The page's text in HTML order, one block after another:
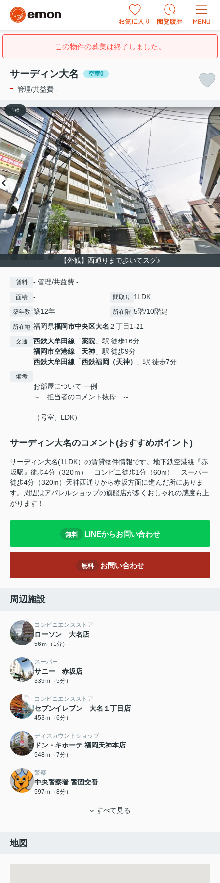
この物件の募集は終了しました。
サーディン大名 空室0
- 管理/共益費 -
【外観】西通りまで歩いてスグ♪
1/6
賃料 - 管理/共益費 -
面積 - 間取り 1LDK
築年数 築12年 所在階 5階/10階建
所在地 福岡県福岡市中央区大名 ２丁目1-21
交通 西鉄大牟田線 「薬院 」駅 徒歩16分
福岡市空港線 「天神 」駅 徒歩9分
西鉄大牟田線 「西鉄福岡（天神） 」駅 徒歩7分
備考
お部屋について 一例
～ 担当者のコメント抜粋 ～
（号室、LDK）
サーディン大名のコメント(おすすめポイント)
サーディン大名(1LDK）の賃貸物件情報です。地下鉄空港線『赤
坂駅』徒歩4分（320ｍ） コンビニ徒歩1分（60m） スーパー
徒歩4分（320m）天神西通りから赤坂方面に進んだ所にありま
す。周辺はアパレルショップの旗艦店が多くおしゃれの感度も上
がります！
無料 LINEからお問い合わせ
無料 お問い合わせ
周辺施設
コンビニエンスストア
ローソン 大名店
56ｍ（1分）
スーパー
サニー 赤坂店
339ｍ（5分）
コンビニエンスストア
セブンイレブン 大名１丁目店
453ｍ（6分）
ディスカウントショップ
ドン・キホーテ 福岡天神本店
548ｍ（7分）
警察
中央警察署 警固交番
597ｍ（8分）
すべて見る
地図